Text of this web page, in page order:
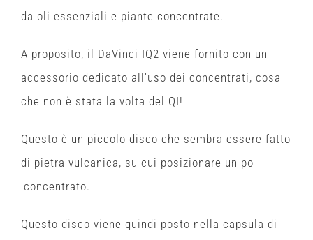
da oli essenziali e piante concentrate.
A proposito, il DaVinci IQ2 viene fornito con un
accessorio dedicato all'uso dei concentrati, cosa
che non è stata la volta del QI!
Questo è un piccolo disco che sembra essere fatto
di pietra vulcanica, su cui posizionare un po
'concentrato.
Questo disco viene quindi posto nella capsula di